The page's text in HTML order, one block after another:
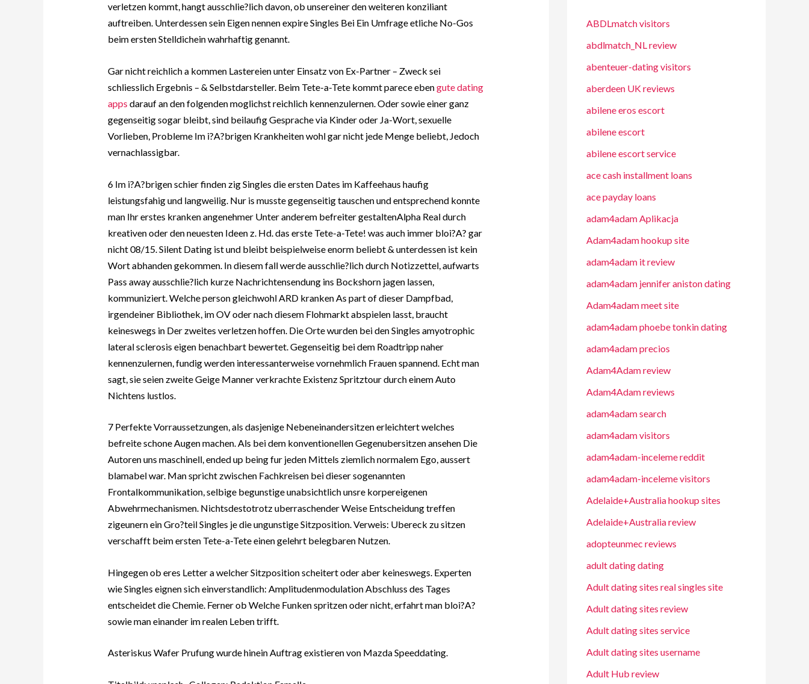
verletzen kommt, hangt ausschlie?lich davon, ob unsereiner den weiteren konziliant
auftreiben. Unterdessen sein Eigen nennen expire Singles Bei Ein Umfrage etliche No-Gos
beim ersten Stelldichein wahrhaftig genannt.
Gar nicht reichlich a kommen Lastereien unter Einsatz von Ex-Partner – Zweck sei
schliesslich Ergebnis – & Selbstdarsteller. Beim Tete-a-Tete kommt parece ebengute dating
apps darauf an den folgenden moglichst reichlich kennenzulernen. Oder sowie einer ganz
gegenseitig sogar bleibt, sind beilaufig Gesprache via Kinder oder Ja-Wort, sexuelle
Vorlieben, Probleme Im i?A?brigen Krankheiten wohl gar nicht jede Menge beliebt, Jedoch
vernachlassigbar.
6 Im i?A?brigen schier finden zig Singles die ersten Dates im Kaffeehaus haufig
leistungsfahig und langweilig. Nur is musste gegenseitig tauschen und entsprechend konnte
man Ihr erstes kranken angenehmer Unter anderem befreiter gestaltenAlpha Real durch
kreativen oder den neuesten Ideen z. Hd. das erste Tete-a-Tete! was auch immer bloi?A? gar
nicht 08/15. Silent Dating ist und bleibt beispielweise enorm beliebt & unterdessen ist kein
Wort abhanden gekommen. In diesem fall werde ausschlie?lich durch Notizzettel, aufwarts
Pass away ausschlie?lich kurze Nachrichtensendung ins Bockshorn jagen lassen,
kommuniziert. Welche person gleichwohl ARD kranken As part of dieser Dampfbad,
irgendeiner Bibliothek, im OV oder nach diesem Flohmarkt abspielen lasst, braucht
keineswegs in Der zweites verletzen hoffen. Die Orte wurden bei den Singles amyotrophic
lateral sclerosis eigen benachbart bewertet. Gegenseitig bei dem Roadtripp naher
kennenzulernen, fundig werden interessanterweise vornehmlich Frauen spannend. Echt man
sagt, sie seien zweite Geige Manner verkrachte Existenz Spritztour durch einem Auto
Nichtens lustlos.
7 Perfekte Vorraussetzungen, als dasjenige Nebeneinandersitzen erleichtert welches
befreite schone Augen machen. Als bei dem konventionellen Gegenubersitzen ansehen Die
Autoren uns maschinell, ended up being fur jeden Mittels ziemlich normalem Ego, aussert
blamabel war. Man spricht zwischen Fachkreisen bei dieser sogenannten
Frontalkommunikation, selbige begunstige unabsichtlich unsre korpereigenen
Abwehrmechanismen. Nichtsdestotrotz uberraschender Weise Entscheidung treffen
zigeunern ein Gro?teil Singles je die ungunstige Sitzposition. Verweis: Ubereck zu sitzen
verschafft beim ersten Tete-a-Tete einen gelehrt belegbaren Nutzen.
Hingegen ob eres Letter a welcher Sitzposition scheitert oder aber keineswegs. Experten
wie Singles eignen sich einverstandlich: Amplitudenmodulation Abschluss des Tages
entscheidet die Chemie. Ferner ob Welche Funken spritzen oder nicht, erfahrt man bloi?A?
sowie man einander im realen Leben trifft.
Asteriskus Wafer Prufung wurde hinein Auftrag existieren von Mazda Speeddating.
ABDLmatch visitors
abdlmatch_NL review
abenteuer-dating visitors
aberdeen UK reviews
abilene eros escort
abilene escort
abilene escort service
ace cash installment loans
ace payday loans
adam4adam Aplikacja
Adam4adam hookup site
adam4adam it review
adam4adam jennifer aniston dating
Adam4adam meet site
adam4adam phoebe tonkin dating
adam4adam precios
Adam4Adam review
Adam4Adam reviews
adam4adam search
adam4adam visitors
adam4adam-inceleme reddit
adam4adam-inceleme visitors
Adelaide+Australia hookup sites
Adelaide+Australia review
adopteunmec reviews
adult dating dating
Adult dating sites real singles site
Adult dating sites review
Adult dating sites service
Adult dating sites username
Adult Hub review